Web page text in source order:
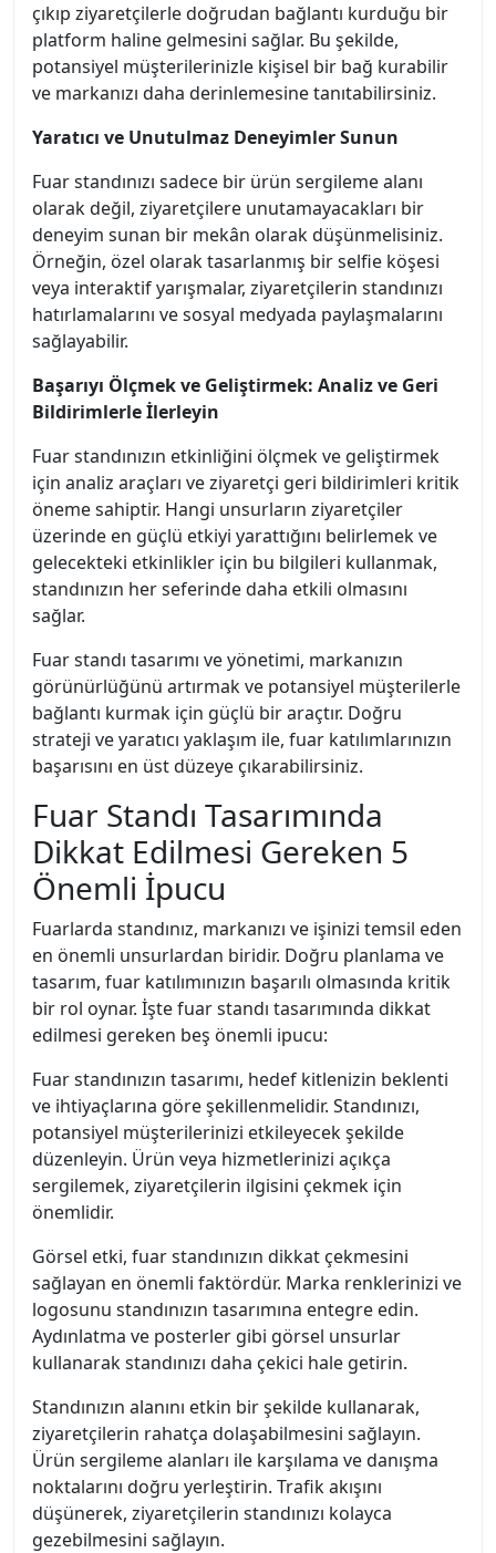
çıkıp ziyaretçilerle doğrudan bağlantı kurduğu bir
platform haline gelmesini sağlar. Bu şekilde,
potansiyel müşterilerinizle kişisel bir bağ kurabilir
ve markanızı daha derinlemesine tanıtabilirsiniz.
Yaratıcı ve Unutulmaz Deneyimler Sunun
Fuar standınızı sadece bir ürün sergileme alanı
olarak değil, ziyaretçilere unutamayacakları bir
deneyim sunan bir mekân olarak düşünmelisiniz.
Örneğin, özel olarak tasarlanmış bir selfie köşesi
veya interaktif yarışmalar, ziyaretçilerin standınızı
hatırlamalarını ve sosyal medyada paylaşmalarını
sağlayabilir.
Başarıyı Ölçmek ve Geliştirmek: Analiz ve Geri
Bildirimlerle İlerleyin
Fuar standınızın etkinliğini ölçmek ve geliştirmek
için analiz araçları ve ziyaretçi geri bildirimleri kritik
öneme sahiptir. Hangi unsurların ziyaretçiler
üzerinde en güçlü etkiyi yarattığını belirlemek ve
gelecekteki etkinlikler için bu bilgileri kullanmak,
standınızın her seferinde daha etkili olmasını
sağlar.
Fuar standı tasarımı ve yönetimi, markanızın
görünürlüğünü artırmak ve potansiyel müşterilerle
bağlantı kurmak için güçlü bir araçtır. Doğru
strateji ve yaratıcı yaklaşım ile, fuar katılımlarınızın
başarısını en üst düzeye çıkarabilirsiniz.
Fuar Standı Tasarımında
Dikkat Edilmesi Gereken 5
Önemli İpucu
Fuarlarda standınız, markanızı ve işinizi temsil eden
en önemli unsurlardan biridir. Doğru planlama ve
tasarım, fuar katılımınızın başarılı olmasında kritik
bir rol oynar. İşte fuar standı tasarımında dikkat
edilmesi gereken beş önemli ipucu:
Fuar standınızın tasarımı, hedef kitlenizin beklenti
ve ihtiyaçlarına göre şekillenmelidir. Standınızı,
potansiyel müşterilerinizi etkileyecek şekilde
düzenleyin. Ürün veya hizmetlerinizi açıkça
sergilemek, ziyaretçilerin ilgisini çekmek için
önemlidir.
Görsel etki, fuar standınızın dikkat çekmesini
sağlayan en önemli faktördür. Marka renklerinizi ve
logosunu standınızın tasarımına entegre edin.
Aydınlatma ve posterler gibi görsel unsurlar
kullanarak standınızı daha çekici hale getirin.
Standınızın alanını etkin bir şekilde kullanarak,
ziyaretçilerin rahatça dolaşabilmesini sağlayın.
Ürün sergileme alanları ile karşılama ve danışma
noktalarını doğru yerleştirin. Trafik akışını
düşünerek, ziyaretçilerin standınızı kolayca
gezebilmesini sağlayın.